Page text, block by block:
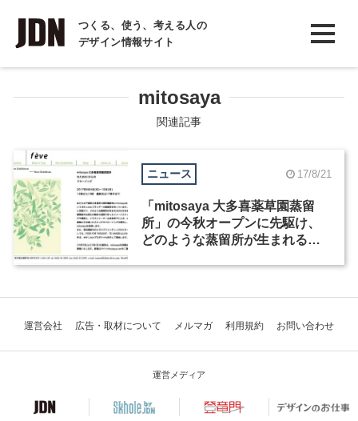
つくる、使う、考える人の
デザイン情報サイト
INTERVIEW
インタビュー
コラム
mitosaya
関連記事
ニュース 17/8/21
「mitosaya 大多喜薬草園蒸留
所」の今秋オープンに先駆け、
どのような蒸留所が生まれるの
運営会社 広告・取材について メルマガ 利用規約 お問い合わせ
運営メディア